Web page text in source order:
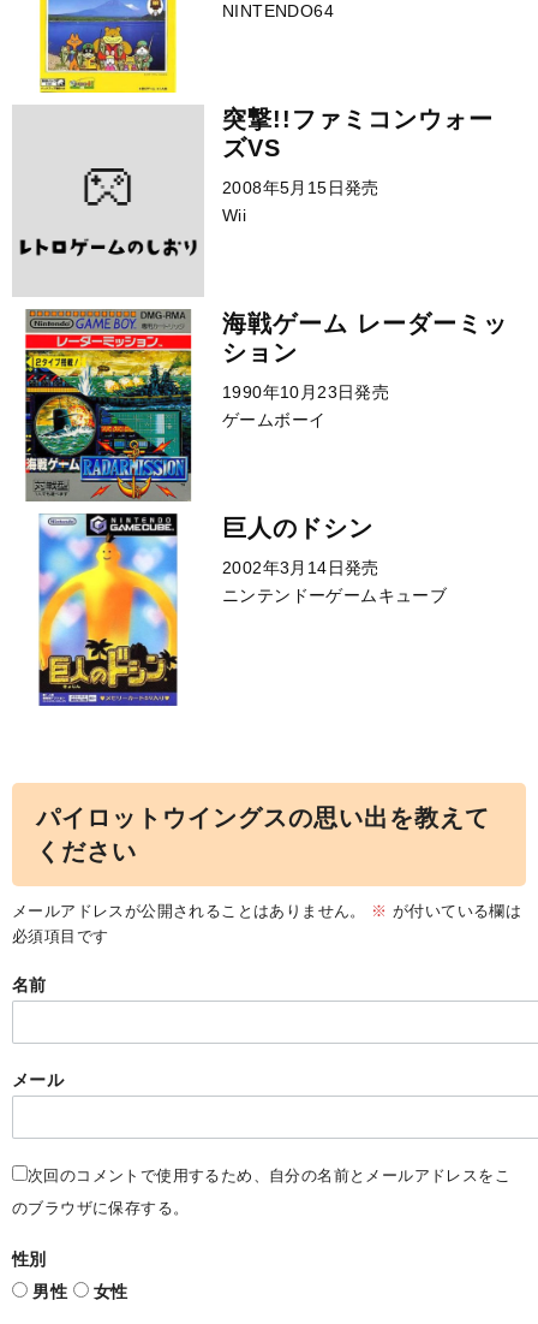
NINTENDO64
突撃!!ファミコンウォー
ズVS
2008年5月15日発売
Wii
海戦ゲーム レーダーミッ
ション
1990年10月23日発売
ゲームボーイ
巨人のドシン
2002年3月14日発売
ニンテンドーゲームキューブ
パイロットウイングスの思い出を教えて
ください
メールアドレスが公開されることはありません。 ※ が付いている欄は
必須項目です
名前
メール
次回のコメントで使用するため、自分の名前とメールアドレスをこ
のブラウザに保存する。
性別
男性
女性